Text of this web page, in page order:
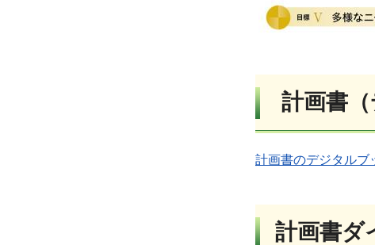
計画書（
計画書のデジタルブ
計画書ダ